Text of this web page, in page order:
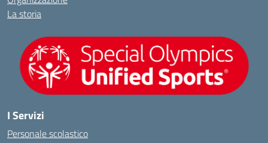
La storia
I Servizi
Personale scolastico